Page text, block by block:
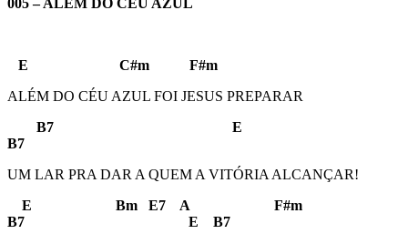
005 – ALÉM DO CÉU AZUL
E C#m F#m
ALÉM DO CÉU AZUL FOI JESUS PREPARAR
B7 E
B7
UM LAR PRA DAR A QUEM A VITÓRIA ALCANÇAR!
E Bm E7 A F#m
B7 E B7